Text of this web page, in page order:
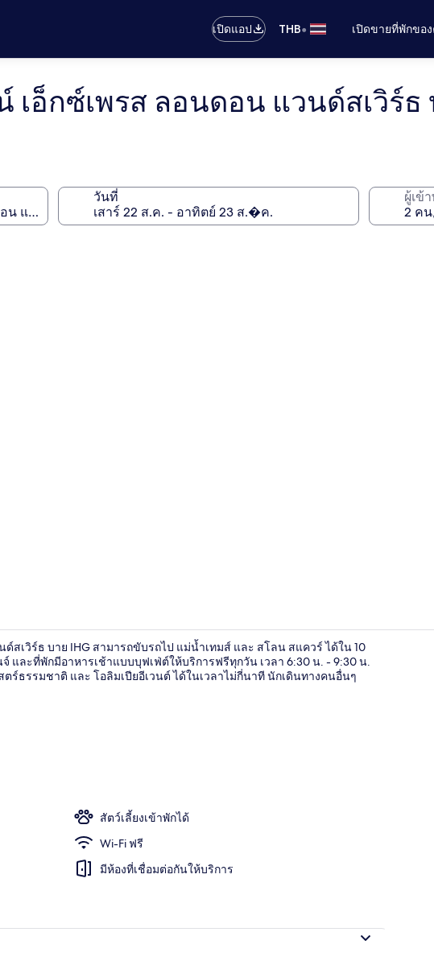
เปิดแอป
THB• เปิดขายที่พักขอ
เอ็กซ์เพรส ลอนดอน แวนด์สเวิร์ธ
วันที่ ผู้เข้
ห้องสแตนดาร์ด,
สเวิร์ธ บาย IHG สามารถขับรถไป แม่น้ำเทมส์ และ สโลน สแควร์ ได้ใน 10
และที่พักมีอาหารเช้าแบบบุฟเฟ่ต์ให้บริการฟรีทุกวัน เวลา 6:30 น. - 9:30 น.
ธรรมชาติ และ โอลิมเปียอีเวนต์ ได้ในเวลาไม่กี่นาที นักเดินทางคนอื่นๆ
สัตว์เลี้ยงเข้าพักได้
Wi-Fi ฟรี
มีห้องที่เชื่อมต่อกันให้บริการ